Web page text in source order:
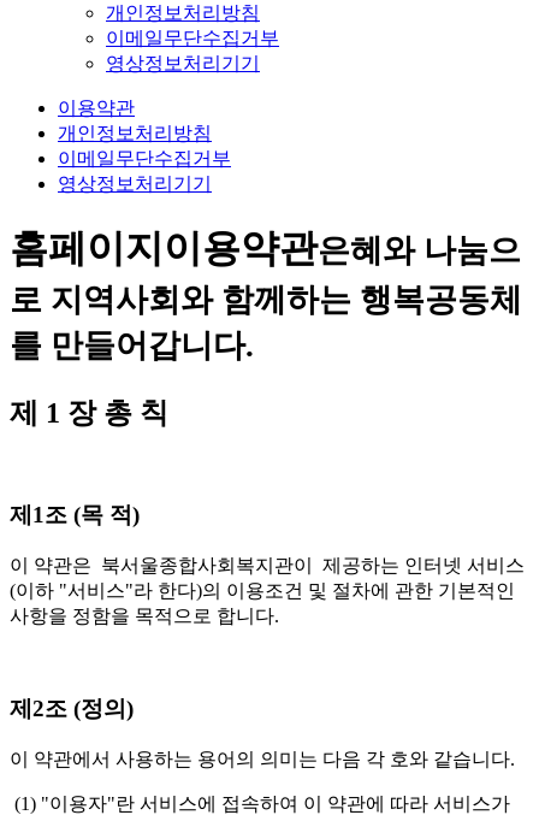
개인정보처리방침
이메일무단수집거부
영상정보처리기기
이용약관
개인정보처리방침
이메일무단수집거부
영상정보처리기기
홈페이지이용약관은혜와 나눔으
로 지역사회와 함께하는 행복공동체
를 만들어갑니다.
제 1 장 총 칙
제1조 (목 적)
이 약관은 북서울종합사회복지관이 제공하는 인터넷 서비스
(이하 "서비스"라 한다)의 이용조건 및 절차에 관한 기본적인
사항을 정함을 목적으로 합니다.
제2조 (정의)
이 약관에서 사용하는 용어의 의미는 다음 각 호와 같습니다.
(1) "이용자"란 서비스에 접속하여 이 약관에 따라 서비스가